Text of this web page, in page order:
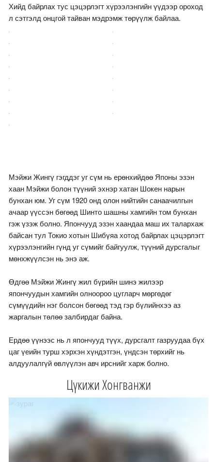
Хийд байрлах тус цэцэрлэгт хүрээлэнгийн үүдээр ороход
л сэтгэлд онцгой тайван мэдрэмж төрүүлж байлаа.
Мэйжи Жингү гэгддэг уг сүм нь ерөнхийдөө Японы эзэн
хаан Мэйжи болон түүний эхнэр хатан Шокен нарын
бунхан юм. Уг сүм 1920 онд олон нийтийн санаачилгын
ачаар үүссэн бөгөөд Шинто шашны хамгийн том бунхан
гэж үзэж болно. Япончууд эзэн хаандаа маш их талархаж
байсан тул Токио хотын Шибүяа хотод байрлах цэцэрлэгт
хүрээлэнгийн гүнд уг сүмийг байгуулж, түүний дурсгалыг
мөнхжүүлсэн нь энэ аж.
Өдгөө Мэйжи Жингү жил бүрийн шинэ жилээр
япончуудын хамгийн олноороо цугларч мөргөдөг
сүмүүдийн нэг болсон бөгөөд тэд гэр бүлийнхээ аз
жаргалын төлөө залбирдаг байна.
Ердөө үүнээс нь л япончууд түүх, дурсгалт газруудаа бүх
цаг үеийн турш хэрхэн хүндэтгэн, үндсэн төрхийг нь
алдуулалгүй өвлүүлэн авч ирснийг харж болно.
Цүкижи Хонгванжи